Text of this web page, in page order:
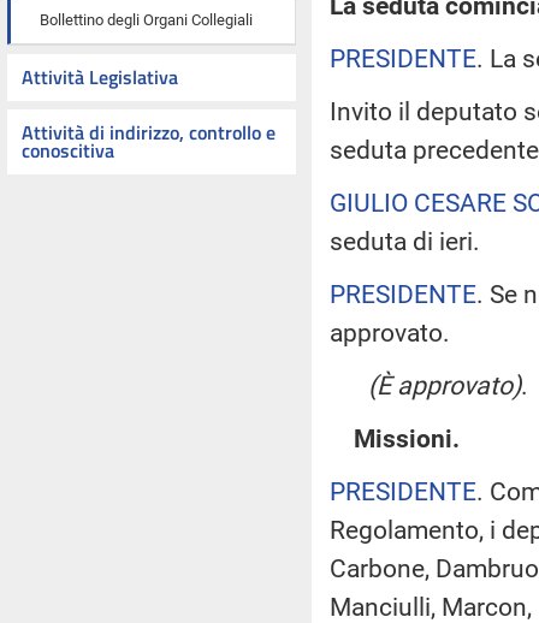
Bollettino degli Organi Collegiali
Attività Legislativa
Attività di indirizzo, controllo e
conoscitiva
PRESIDENTE. La
Invito il deputato
seduta
GIULIO CESARE
seduta di ieri.
PRESIDENTE. Se
approvato.
(È approvato).
Missioni.
PRESIDENTE.
Regolamento, i
Carbone,
Manciulli,